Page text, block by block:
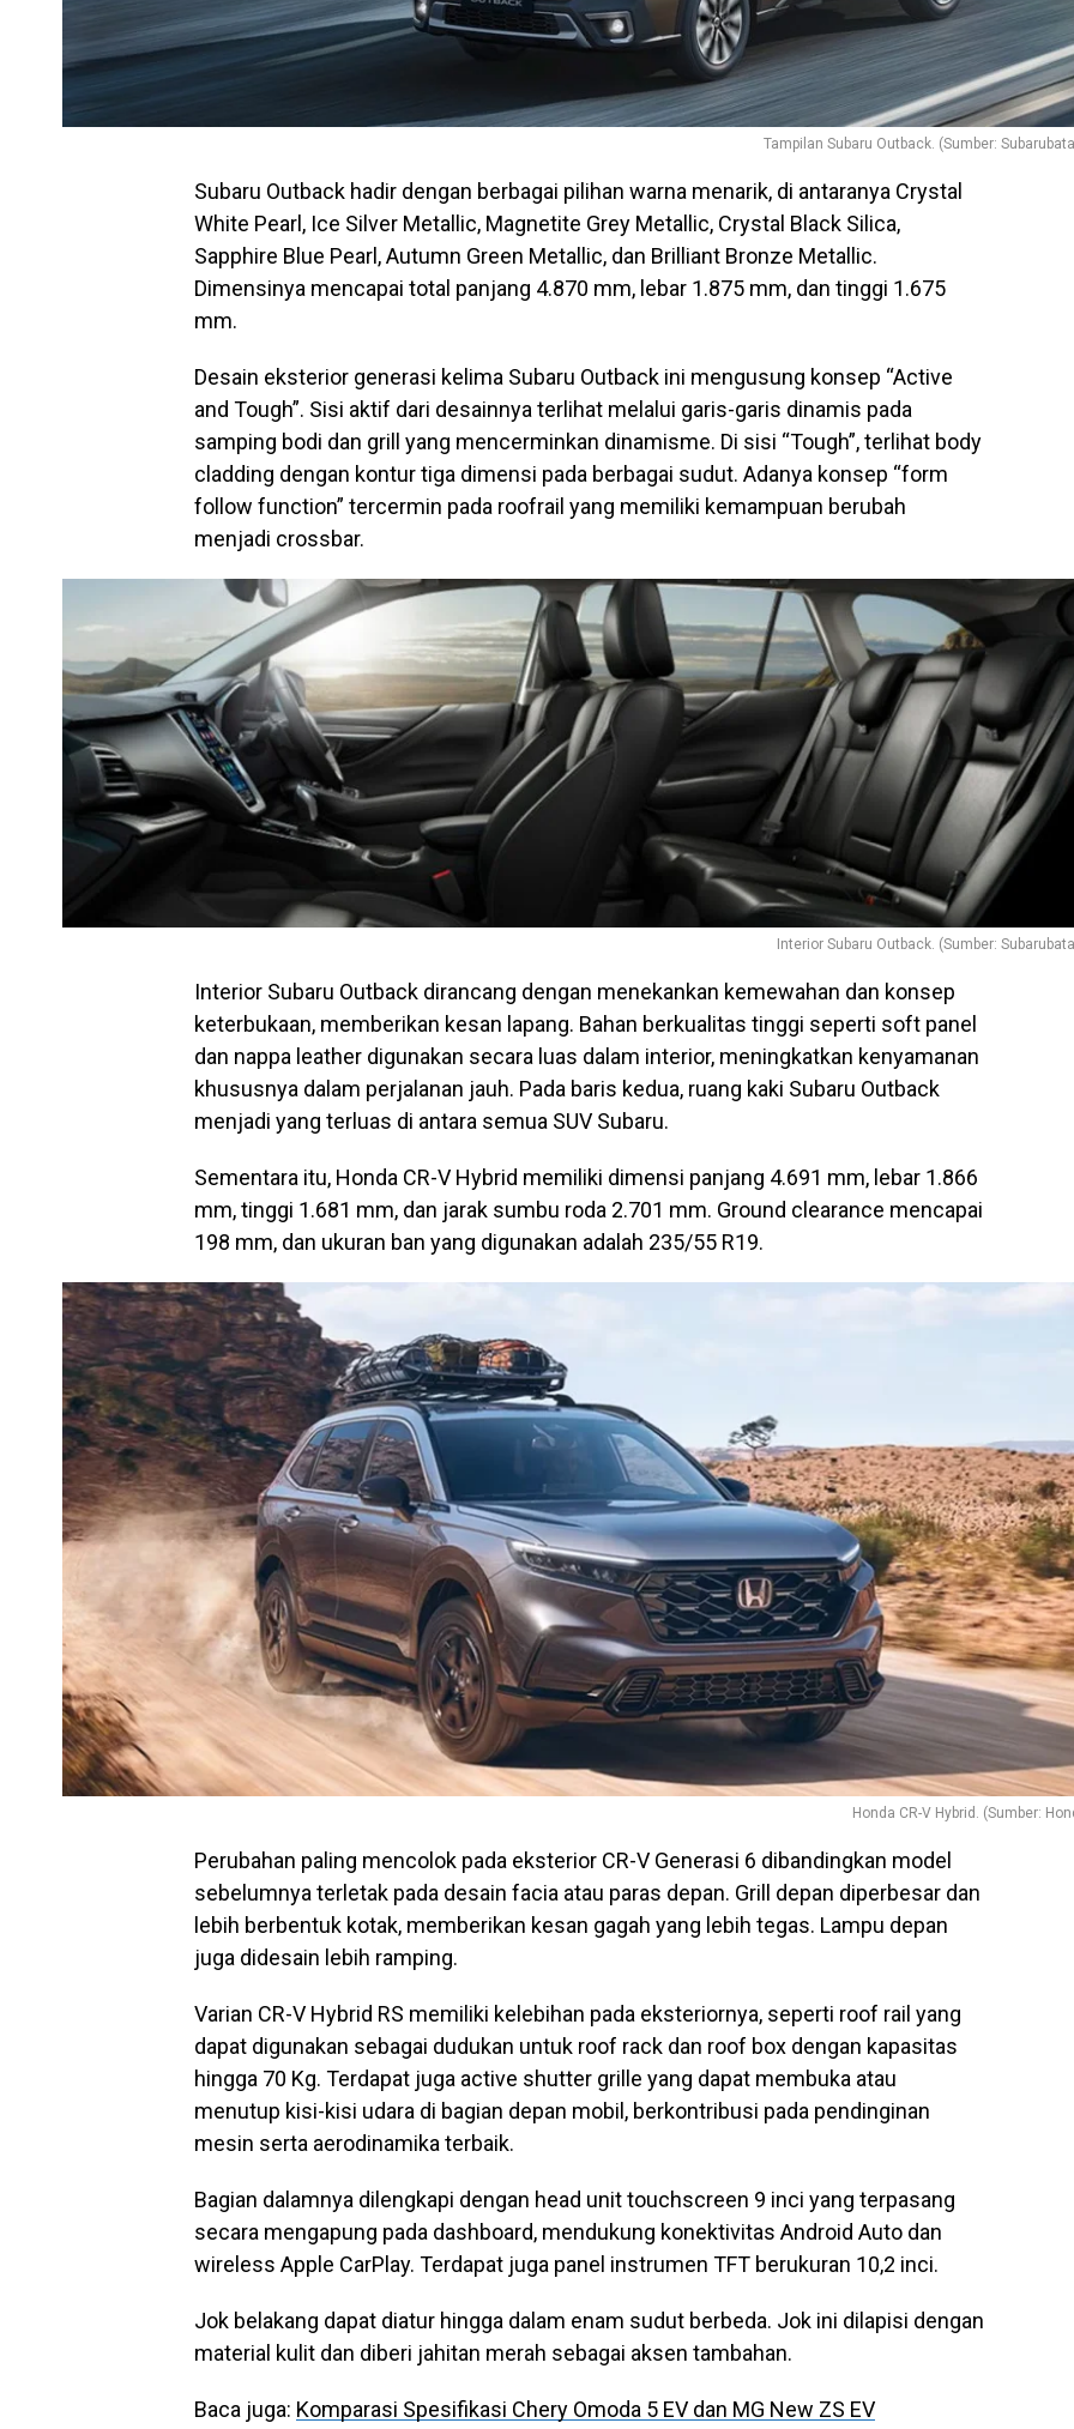
Tampilan Subaru Outback. (Sumber:
Subaru Outback hadir dengan berbagai pilihan warna menarik, di antaranya Crystal
White Pearl, Ice Silver Metallic, Magnetite Grey Metallic, Crystal Black Silica,
Sapphire Blue Pearl, Autumn Green Metallic, dan Brilliant Bronze Metallic.
Dimensinya mencapai total panjang 4.870 mm, lebar 1.875 mm, dan tinggi 1.675
mm.
Desain eksterior generasi kelima Subaru Outback ini mengusung konsep “Active
and Tough”. Sisi aktif dari desainnya terlihat melalui garis-garis dinamis pada
samping bodi dan grill yang mencerminkan dinamisme. Di sisi “Tough”, terlihat body
cladding dengan kontur tiga dimensi pada berbagai sudut. Adanya konsep “form
follow function” tercermin pada roofrail yang memiliki kemampuan berubah
menjadi crossbar.
Interior Subaru Outback. (Sumber:
Interior Subaru Outback dirancang dengan menekankan kemewahan dan konsep
keterbukaan, memberikan kesan lapang. Bahan berkualitas tinggi seperti soft panel
dan nappa leather digunakan secara luas dalam interior, meningkatkan kenyamanan
khususnya dalam perjalanan jauh. Pada baris kedua, ruang kaki Subaru Outback
menjadi yang terluas di antara semua SUV Subaru.
Sementara itu, Honda CR-V Hybrid memiliki dimensi panjang 4.691 mm, lebar 1.866
mm, tinggi 1.681 mm, dan jarak sumbu roda 2.701 mm. Ground clearance mencapai
198 mm, dan ukuran ban yang digunakan adalah 235/55 R19.
Honda CR-V Hybrid. (Sumber:
Perubahan paling mencolok pada eksterior CR-V Generasi 6 dibandingkan model
sebelumnya terletak pada desain facia atau paras depan. Grill depan diperbesar dan
lebih berbentuk kotak, memberikan kesan gagah yang lebih tegas. Lampu depan
juga didesain lebih ramping.
Varian CR-V Hybrid RS memiliki kelebihan pada eksteriornya, seperti roof rail yang
dapat digunakan sebagai dudukan untuk roof rack dan roof box dengan kapasitas
hingga 70 Kg. Terdapat juga active shutter grille yang dapat membuka atau
menutup kisi-kisi udara di bagian depan mobil, berkontribusi pada pendinginan
mesin serta aerodinamika terbaik.
Bagian dalamnya dilengkapi dengan head unit touchscreen 9 inci yang terpasang
secara mengapung pada dashboard, mendukung konektivitas Android Auto dan
wireless Apple CarPlay. Terdapat juga panel instrumen TFT berukuran 10,2 inci.
Jok belakang dapat diatur hingga dalam enam sudut berbeda. Jok ini dilapisi dengan
material kulit dan diberi jahitan merah sebagai aksen tambahan.
Baca juga: Komparasi Spesifikasi Chery Omoda 5 EV dan MG New ZS EV